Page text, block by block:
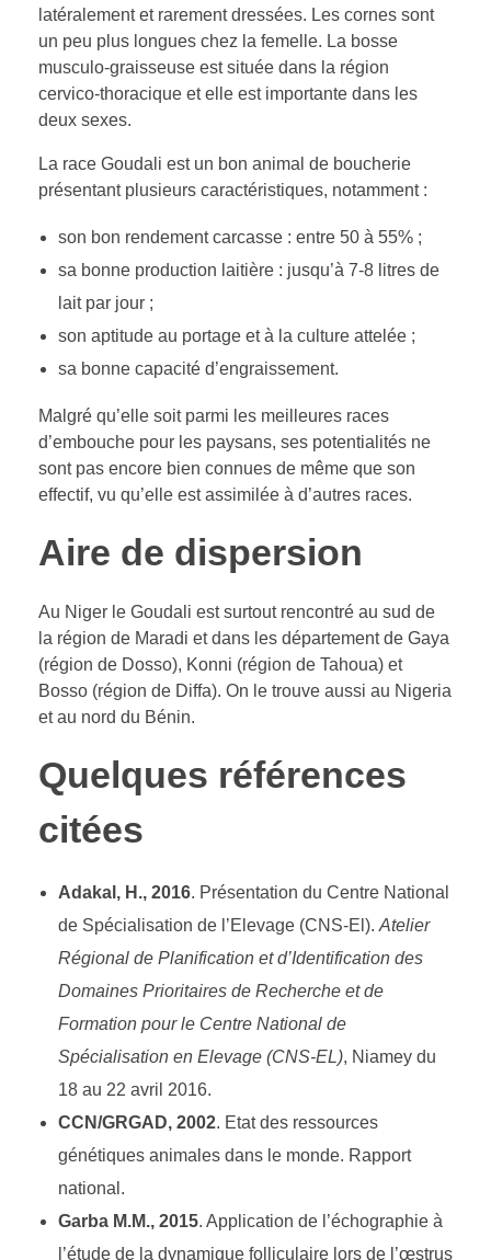
latéralement et rarement dressées. Les cornes sont
un peu plus longues chez la femelle. La bosse
musculo-graisseuse est située dans la région
cervico-thoracique et elle est importante dans les
deux sexes.
La race Goudali est un bon animal de boucherie
présentant plusieurs caractéristiques, notamment :
son bon rendement carcasse : entre 50 à 55% ;
sa bonne production laitière : jusqu’à 7-8 litres de
lait par jour ;
son aptitude au portage et à la culture attelée ;
sa bonne capacité d’engraissement.
Malgré qu’elle soit parmi les meilleures races
d’embouche pour les paysans, ses potentialités ne
sont pas encore bien connues de même que son
effectif, vu qu’elle est assimilée à d’autres races.
Aire de dispersion
Au Niger le Goudali est surtout rencontré au sud de
la région de Maradi et dans les département de Gaya
(région de Dosso), Konni (région de Tahoua) et
Bosso (région de Diffa). On le trouve aussi au Nigeria
et au nord du Bénin.
Quelques références
citées
Adakal, H., 2016. Présentation du Centre National
de Spécialisation de l’Elevage (CNS-El). Atelier
Régional de Planification et d’Identification des
Domaines Prioritaires de Recherche et de
Formation pour le Centre National de
Spécialisation en Elevage (CNS-EL), Niamey du
18 au 22 avril 2016.
CCN/GRGAD, 2002. Etat des ressources
génétiques animales dans le monde. Rapport
national.
Garba M.M., 2015. Application de l’échographie à
l’étude de la dynamique folliculaire lors de l’œstrus